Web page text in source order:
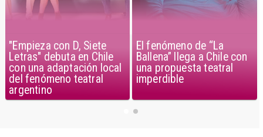
"Empieza con D, Siete
Letras" debuta en Chile
con una adaptación local
del fenómeno teatral
argentino
El fenómeno de “La
Ballena” llega a Chile con
una propuesta teatral
imperdible